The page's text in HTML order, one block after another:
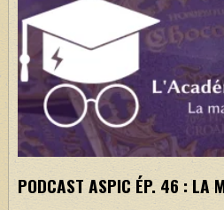
PODCAST ASPIC ÉP. 46 : LA